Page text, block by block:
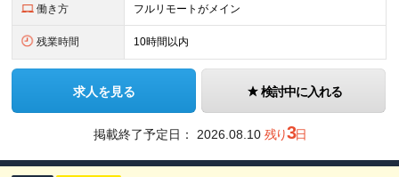
働き方 フルリモートがメイン
残業時間 10時間以内
求人を見る 検討中に入れる
掲載終了予定日： 2026.08.10 残り3日